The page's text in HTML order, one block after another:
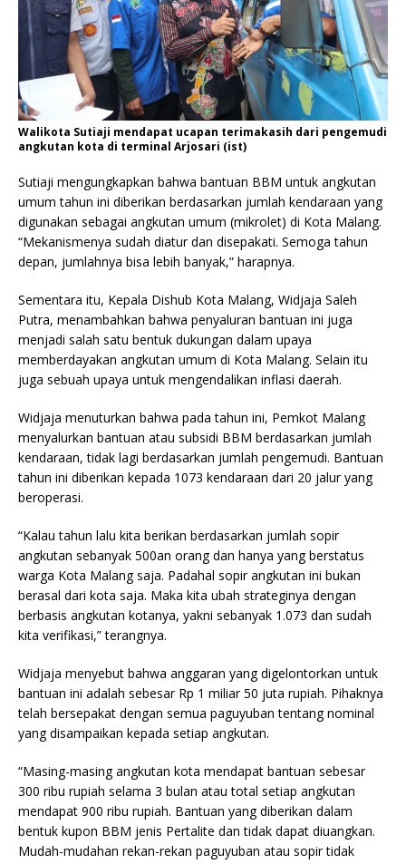
Walikota Sutiaji mendapat ucapan terimakasih dari pengemudi
angkutan kota di terminal Arjosari (ist)
Sutiaji mengungkapkan bahwa bantuan BBM untuk angkutan
umum tahun ini diberikan berdasarkan jumlah kendaraan yang
digunakan sebagai angkutan umum (mikrolet) di Kota Malang.
“Mekanismenya sudah diatur dan disepakati. Semoga tahun
depan, jumlahnya bisa lebih banyak,” harapnya.
Sementara itu, Kepala Dishub Kota Malang, Widjaja Saleh
Putra, menambahkan bahwa penyaluran bantuan ini juga
menjadi salah satu bentuk dukungan dalam upaya
memberdayakan angkutan umum di Kota Malang. Selain itu
juga sebuah upaya untuk mengendalikan inflasi daerah.
Widjaja menuturkan bahwa pada tahun ini, Pemkot Malang
menyalurkan bantuan atau subsidi BBM berdasarkan jumlah
kendaraan, tidak lagi berdasarkan jumlah pengemudi. Bantuan
tahun ini diberikan kepada 1073 kendaraan dari 20 jalur yang
beroperasi.
“Kalau tahun lalu kita berikan berdasarkan jumlah sopir
angkutan sebanyak 500an orang dan hanya yang berstatus
warga Kota Malang saja. Padahal sopir angkutan ini bukan
berasal dari kota saja. Maka kita ubah strateginya dengan
berbasis angkutan kotanya, yakni sebanyak 1.073 dan sudah
kita verifikasi,” terangnya.
Widjaja menyebut bahwa anggaran yang digelontorkan untuk
bantuan ini adalah sebesar Rp 1 miliar 50 juta rupiah. Pihaknya
telah bersepakat dengan semua paguyuban tentang nominal
yang disampaikan kepada setiap angkutan.
“Masing-masing angkutan kota mendapat bantuan sebesar
300 ribu rupiah selama 3 bulan atau total setiap angkutan
mendapat 900 ribu rupiah. Bantuan yang diberikan dalam
bentuk kupon BBM jenis Pertalite dan tidak dapat diuangkan.
Mudah-mudahan rekan-rekan paguyuban atau sopir tidak